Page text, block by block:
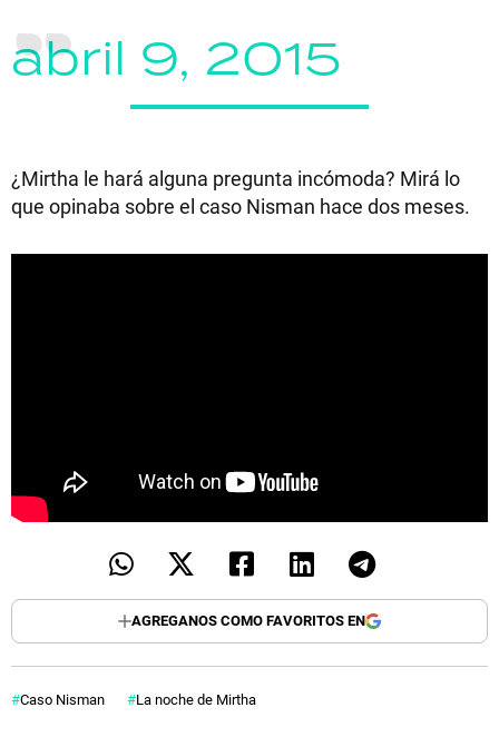
abril 9, 2015
¿Mirtha le hará alguna pregunta incómoda? Mirá lo
que opinaba sobre el caso Nisman hace dos meses.
AGREGANOS COMO FAVORITOS EN
Caso Nisman La noche de Mirtha